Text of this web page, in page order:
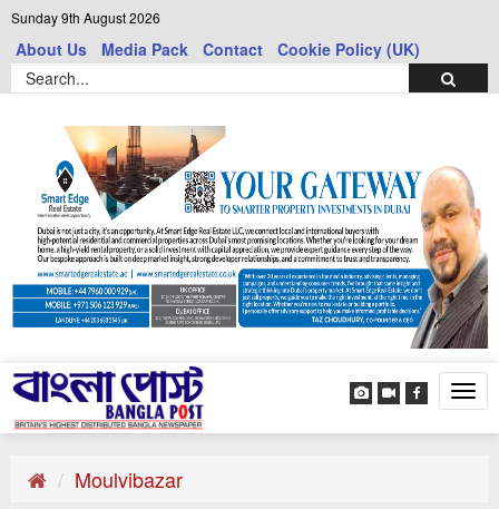
Sunday 9th August 2026
About Us Media Pack Contact Cookie Policy (UK)
Moulvibazar